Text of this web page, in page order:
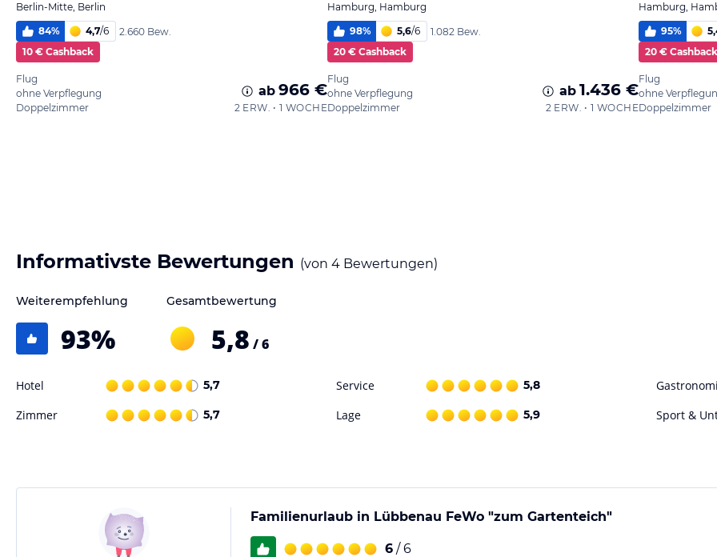
Berlin-Mitte, Berlin
84% 4,7/6
2.660 Bew.
10 € Cashback
Flug
ohne Verpflegung
Doppelzimmer
ab 966 €
2 ERW. • 1 WOCHE
Hamburg, Hamburg
98% 5,6/6
1.082 Bew.
20 € Cashback
Flug
ohne Verpflegung
Doppelzimmer
ab 1.436 €
2 ERW. • 1 WOCHE
Hamburg,
95%
20 € Cashback
Flug
ohne
Doppelzimmer
Informativste Bewertungen (von 4 Bewertungen)
Weiterempfehlung
93%
Gesamtbewertung
5,8 / 6
Hotel 5,7 Service 5,8
Zimmer 5,7 Lage 5,9 Sport &
Familienurlaub in Lübbenau FeWo "zum Gartenteich"
6 / 6